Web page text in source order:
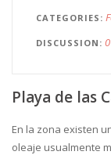
CATEGORIES
DISCUSSION
Playa de las
En la zona existen
oleaje usualmente